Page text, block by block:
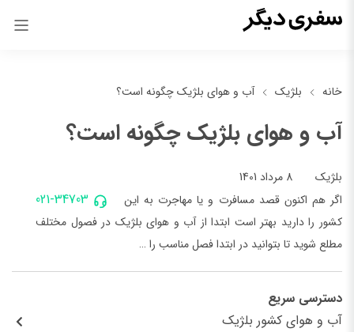
خانه بلژیک آب و هوای بلژیک چگونه است؟
آب و هوای بلژیک چگونه است؟
بلژیک 8 مرداد 1401
021-34703
اگر هم اکنون قصد مسافرت و یا مهاجرت به این
کشور را دارید بهتر است ابتدا از آب و هوای بلژیک در فصول مختلف
مطلع شوید تا بتوانید در ابتدا فصل مناسب را …
دسترسی سریع
آب و هوای کشور بلژیک